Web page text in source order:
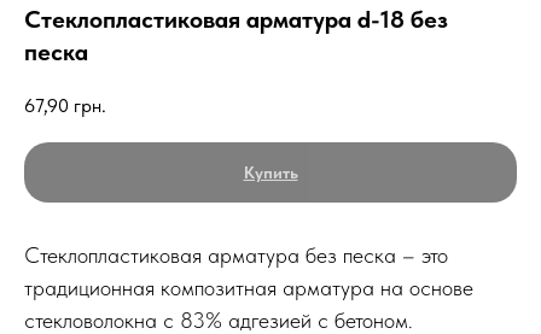
Стеклопластиковая арматура d-18 без
песка
67,90 грн.
Купить
Стеклопластиковая арматура без песка – это
традиционная композитная арматура на основе
стекловолокна с 83% адгезией с бетоном.